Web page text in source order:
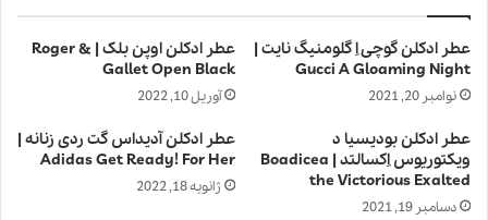
عطر ادکلن گوچی اِ گلومنیگ نایت |
Gucci A Gloaming Night
نوامبر 20, 2021
عطر ادکلن اوپن بلک | Roger &
Gallet Open Black
آوریل 10, 2022
عطر ادکلن بودیسیا د
ویکتوریوس اِکسالتد | Boadicea
the Victorious Exalted
دسامبر 19, 2021
عطر ادکلن آدیداس گت ردی زنانه |
Adidas Get Ready! For Her
ژانویه 18, 2022